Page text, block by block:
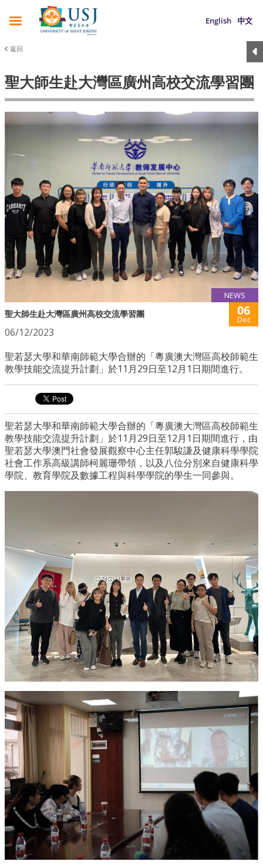
English 中文
返回
聖大師生赴大灣區廣州高校交流學習團
NEWS
聖大師生赴大灣區廣州高校交流學習團 06
Dec
06/12/2023
聖若瑟大學和華南師範大學合辦的「粵廣澳大灣區高校師範生
教學技能交流提升計劃」於11月29日至12月1日期間進行。
聖若瑟大學和華南師範大學合辦的「粵廣澳大灣區高校師範生
教學技能交流提升計劃」於11月29日至12月1日期間進行，由
聖若瑟大學澳門社會發展觀察中心主任郭駿謙及健康科學學院
社會工作系高級講師柯麗珊帶領，以及八位分別來自健康科學
學院、教育學院及數據工程與科學學院的學生一同參與。